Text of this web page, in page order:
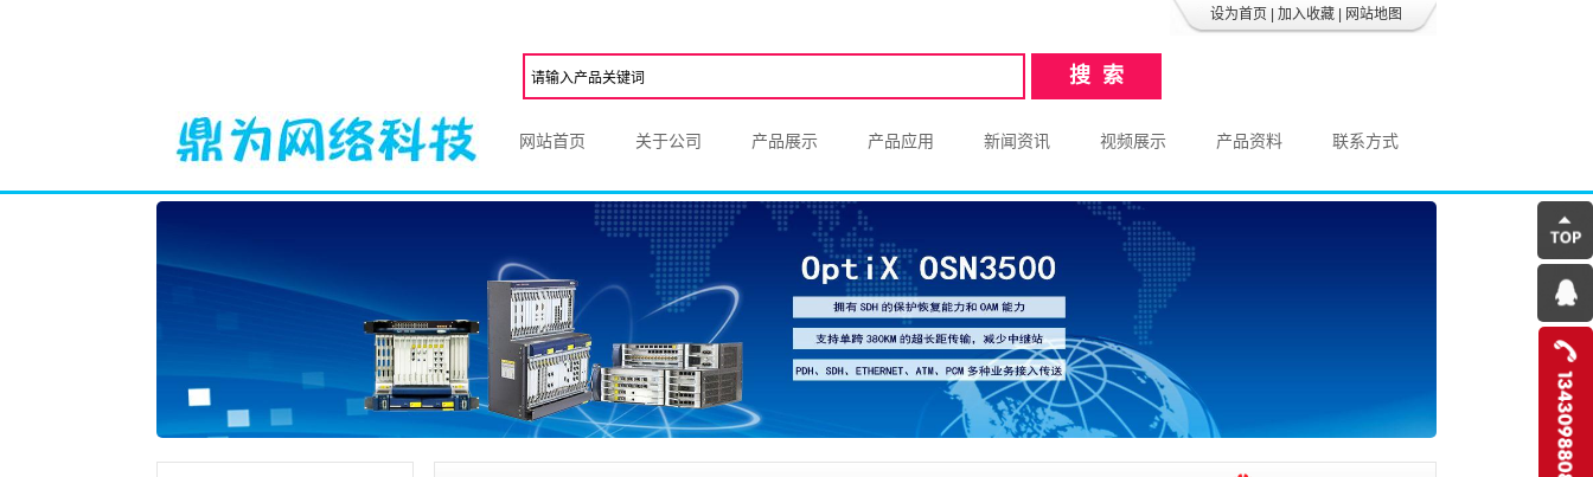
设为首页 加入收藏 网站地图
网站首页 关于公司 产品展示 产品应用 新闻资讯 视频展示 产品资料 联系方式